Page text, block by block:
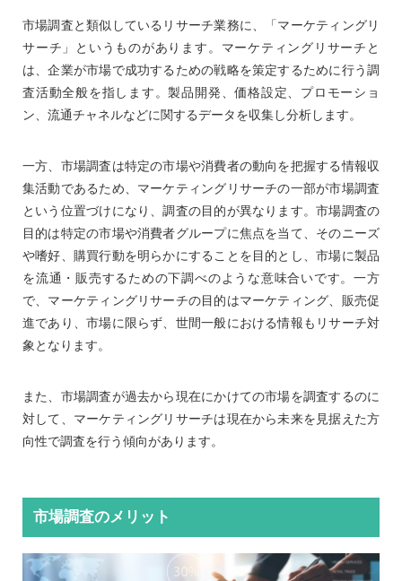
市場調査と類似しているリサーチ業務に、「マーケティングリ
サーチ」というものがあります。マーケティングリサーチと
は、企業が市場で成功するための戦略を策定するために行う調
査活動全般を指します。製品開発、価格設定、プロモーショ
ン、流通チャネルなどに関するデータを収集し分析します。
一方、市場調査は特定の市場や消費者の動向を把握する情報収
集活動であるため、マーケティングリサーチの一部が市場調査
という位置づけになり、調査の目的が異なります。市場調査の
目的は特定の市場や消費者グループに焦点を当て、そのニーズ
や嗜好、購買行動を明らかにすることを目的とし、市場に製品
を流通・販売するための下調べのような意味合いです。一方
で、マーケティングリサーチの目的はマーケティング、販売促
進であり、市場に限らず、世間一般における情報もリサーチ対
象となります。
また、市場調査が過去から現在にかけての市場を調査するのに
対して、マーケティングリサーチは現在から未来を見据えた方
向性で調査を行う傾向があります。
市場調査のメリット